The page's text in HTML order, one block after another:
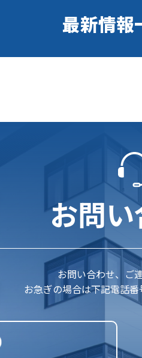
最新情報
お問
お問い合わせ、ご
お急ぎの場合は下記電話番